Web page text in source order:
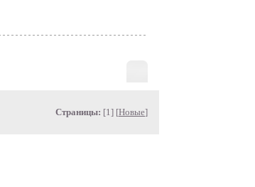
Страницы: [1] [Новые]